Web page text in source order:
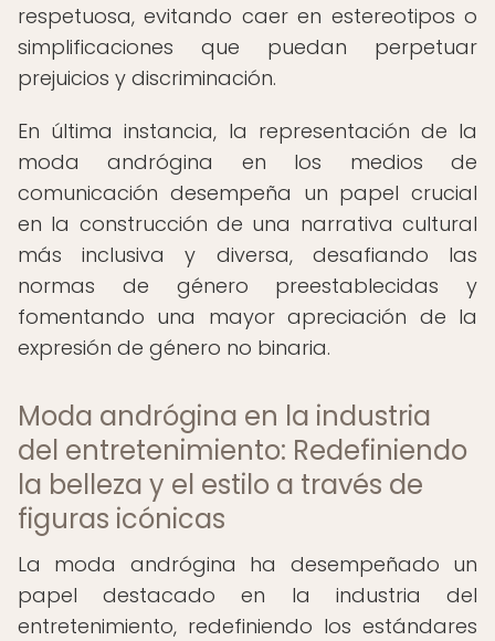
respetuosa, evitando caer en estereotipos o
simplificaciones que puedan perpetuar
prejuicios y discriminación.
En última instancia, la representación de la
moda andrógina en los medios de
comunicación desempeña un papel crucial
en la construcción de una narrativa cultural
más inclusiva y diversa, desafiando las
normas de género preestablecidas y
fomentando una mayor apreciación de la
expresión de género no binaria.
Moda andrógina en la industria
del entretenimiento: Redefiniendo
la belleza y el estilo a través de
figuras icónicas
La moda andrógina ha desempeñado un
papel destacado en la industria del
entretenimiento, redefiniendo los estándares